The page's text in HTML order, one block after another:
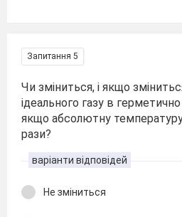
Запитання 5
Чи зміниться, і якщо
ідеального газу в
якщо абсолютну
рази?
варіанти відповідей
Не зміниться